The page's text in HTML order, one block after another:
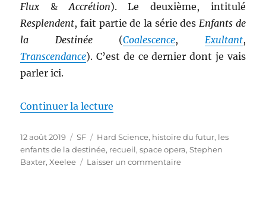
Flux &Accrétion). Le deuxième, intitulé
Resplendent, fait partie de la série des Enfants de
la Destinée(Coalescence, Exultant,
Transcendance). C’est de ce dernier dont je vais
parler ici.
Continuer la lecture
Publié
le
12 août 2019 Catégories
SF Étiquettes
Hard Science, histoire du futur, les
enfants de la destinée, recueil,space opera,Stephen
Baxter,Xeelee Laisser un commentairesur